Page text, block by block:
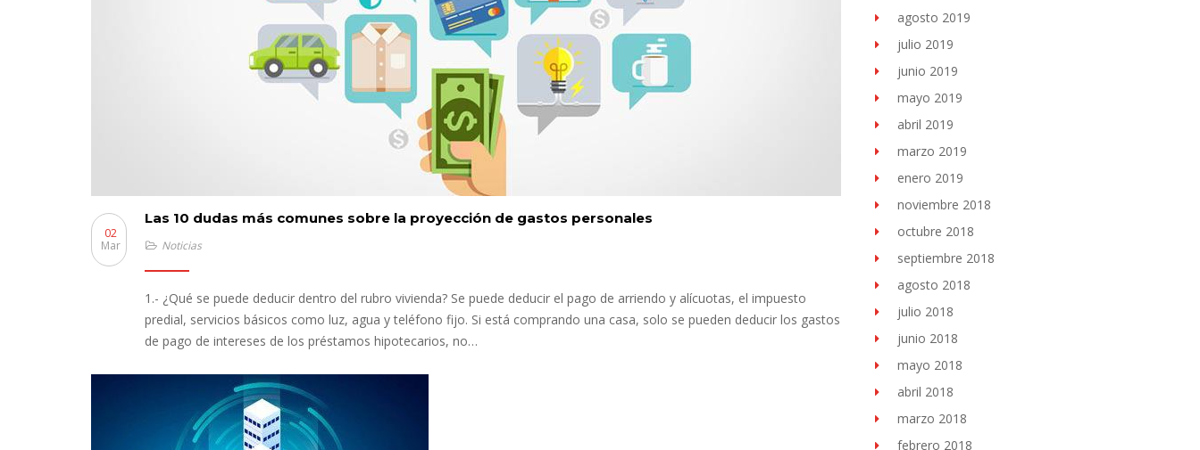
Las 10 dudas más comunes sobre la proyección de gastos personales
02
Mar
Noticias
1.- ¿Qué se puede deducir dentro del rubro vivienda? Se puede deducir el pago de arriendo y alícuotas, el impuesto
predial, servicios básicos como luz, agua y teléfono fijo. Si está comprando una casa, solo se pueden deducir los gastos
de pago de intereses de los préstamos hipotecarios, no…
agosto 2019
julio 2019
junio 2019
mayo 2019
abril 2019
marzo 2019
enero 2019
noviembre 2018
octubre 2018
septiembre 2018
agosto 2018
julio 2018
junio 2018
mayo 2018
abril 2018
marzo 2018
febrero 2018